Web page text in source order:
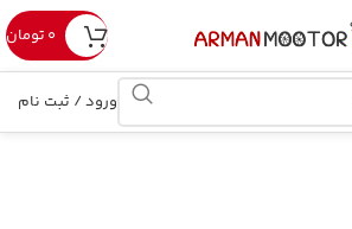
۰ تومان
ورود / ثبت نام